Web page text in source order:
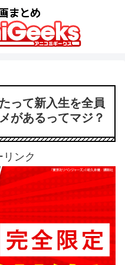
って新入生を全員
があるってマジ？
リンク